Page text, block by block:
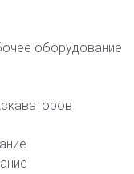
оборудование